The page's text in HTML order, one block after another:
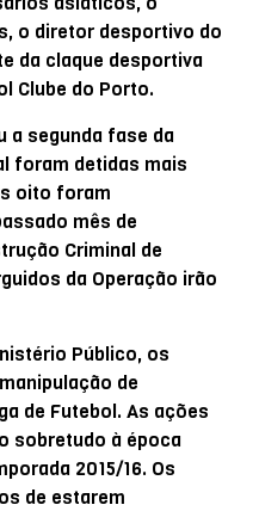
o diretor desportivo do
da claque desportiva
Clube do Porto.
a segunda fase da
foram detidas mais
oito foram
mês de
Criminal de
da Operação irão
Público, os
de
de Futebol. As ações
sobretudo à época
2015/16. Os
de estarem